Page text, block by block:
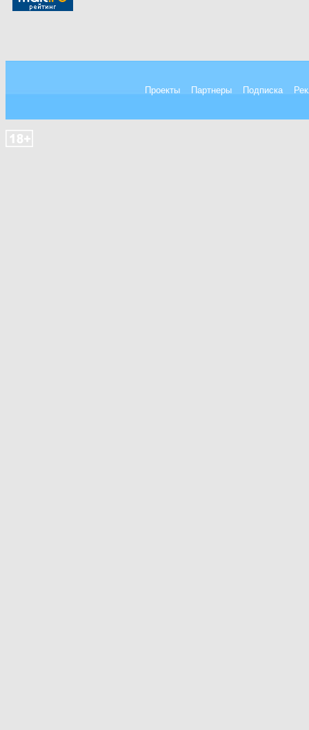
Проекты Партнеры Подписка